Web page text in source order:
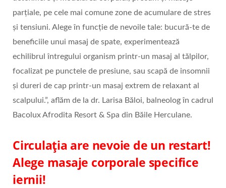
parțiale, pe cele mai comune zone de acumulare de stres
și tensiuni. Alege în funcție de nevoile tale: bucură-te de
beneficiile unui masaj de spate, experimentează
echilibrul întregului organism printr-un masaj al tălpilor,
focalizat pe punctele de presiune, sau scapă de insomnii
și dureri de cap printr-un masaj extrem de relaxant al
scalpului.”, aflăm de la dr. Larisa Băloi, balneolog în cadrul
Bacolux Afrodita Resort & Spa din Băile Herculane.
Circulația are nevoie de un restart!
Alege masaje corporale specifice
iernii!